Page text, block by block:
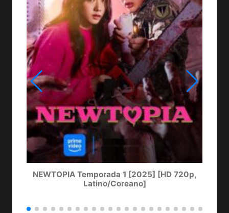
NEWTOPIA Temporada 1 [2025] [HD 720p,
Latino/Coreano]